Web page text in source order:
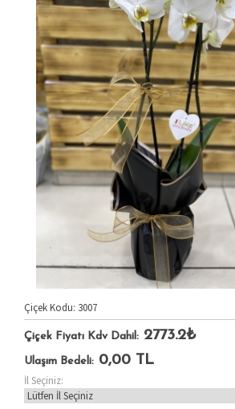
Çiçek Kodu: 3007
Çiçek Fiyatı Kdv Dahil: 2773.2₺
Ulaşım Bedeli: 0,00 TL
İl Seçiniz: